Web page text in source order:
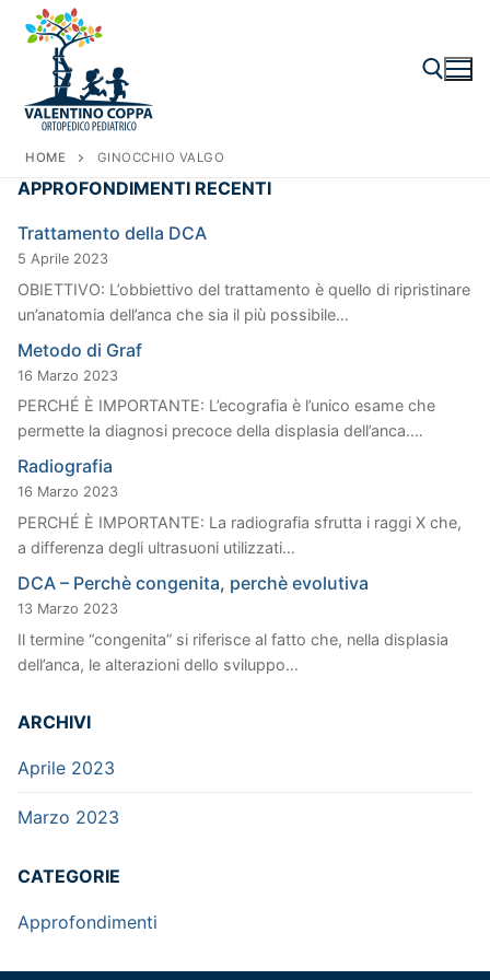
contenuto
HOME GINOCCHIO VALGO
APPROFONDIMENTI RECENTI
Trattamento della DCA
5 Aprile 2023
OBIETTIVO: L’obbiettivo del trattamento è quello di ripristinare
un’anatomia dell’anca che sia il più possibile…
Metodo di Graf
16 Marzo 2023
PERCHÉ È IMPORTANTE: L’ecografia è l’unico esame che
permette la diagnosi precoce della displasia dell’anca.…
Radiografia
16 Marzo 2023
PERCHÉ È IMPORTANTE: La radiografia sfrutta i raggi X che,
a differenza degli ultrasuoni utilizzati…
DCA – Perchè congenita, perchè evolutiva
13 Marzo 2023
Il termine “congenita” si riferisce al fatto che, nella displasia
dell’anca, le alterazioni dello sviluppo…
ARCHIVI
Aprile 2023
Marzo 2023
CATEGORIE
Approfondimenti